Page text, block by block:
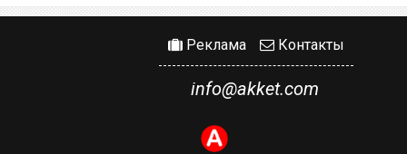
Реклама Контакты
info@akket.com